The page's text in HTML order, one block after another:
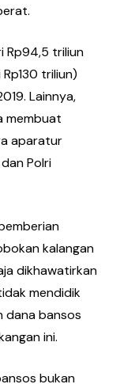
Rp94,5 triliun
triliun)
Lainnya,
membuat
aparatur
Polri
kalangan
dikhawatirkan
mendidik
dana bansos
ini.
bukan